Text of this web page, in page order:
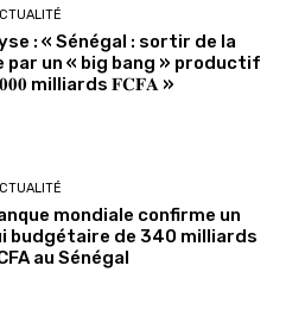
: « Sénégal : sortir de la
par un « big bang » productif
milliards 𝐅𝐂𝐅𝐀 »
mondiale confirme un
budgétaire de 340 milliards
au Sénégal